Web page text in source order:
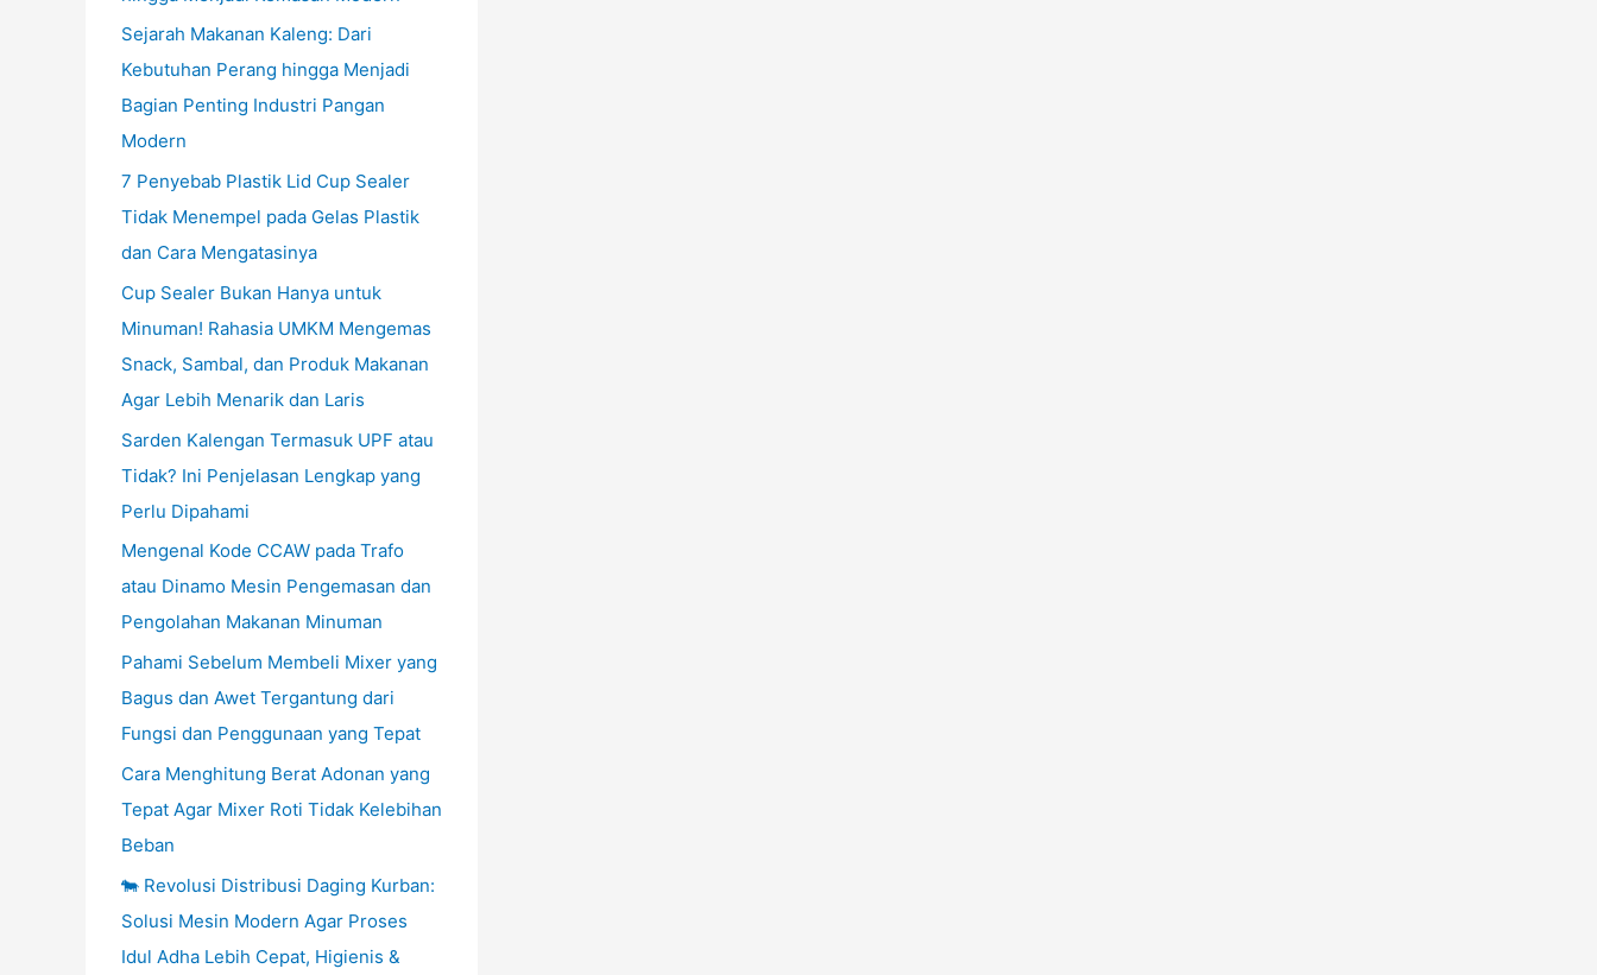
Sejarah Makanan Kaleng: Dari
Kebutuhan Perang hingga Menjadi
Bagian Penting Industri Pangan
Modern
7 Penyebab Plastik Lid Cup Sealer
Tidak Menempel pada Gelas Plastik
dan Cara Mengatasinya
Cup Sealer Bukan Hanya untuk
Minuman! Rahasia UMKM Mengemas
Snack, Sambal, dan Produk Makanan
Agar Lebih Menarik dan Laris
Sarden Kalengan Termasuk UPF atau
Tidak? Ini Penjelasan Lengkap yang
Perlu Dipahami
Mengenal Kode CCAW pada Trafo
atau Dinamo Mesin Pengemasan dan
Pengolahan Makanan Minuman
Pahami Sebelum Membeli Mixer yang
Bagus dan Awet Tergantung dari
Fungsi dan Penggunaan yang Tepat
Cara Menghitung Berat Adonan yang
Tepat Agar Mixer Roti Tidak Kelebihan
Beban
🐄 Revolusi Distribusi Daging Kurban:
Solusi Mesin Modern Agar Proses
Idul Adha Lebih Cepat, Higienis &